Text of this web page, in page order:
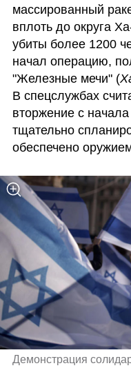
массированный
вплоть до округа
убиты более 1200
начал операцию,
"Железные мечи" (
В спецслужбах
вторжение с
тщательно
обеспечено
Демонстрация